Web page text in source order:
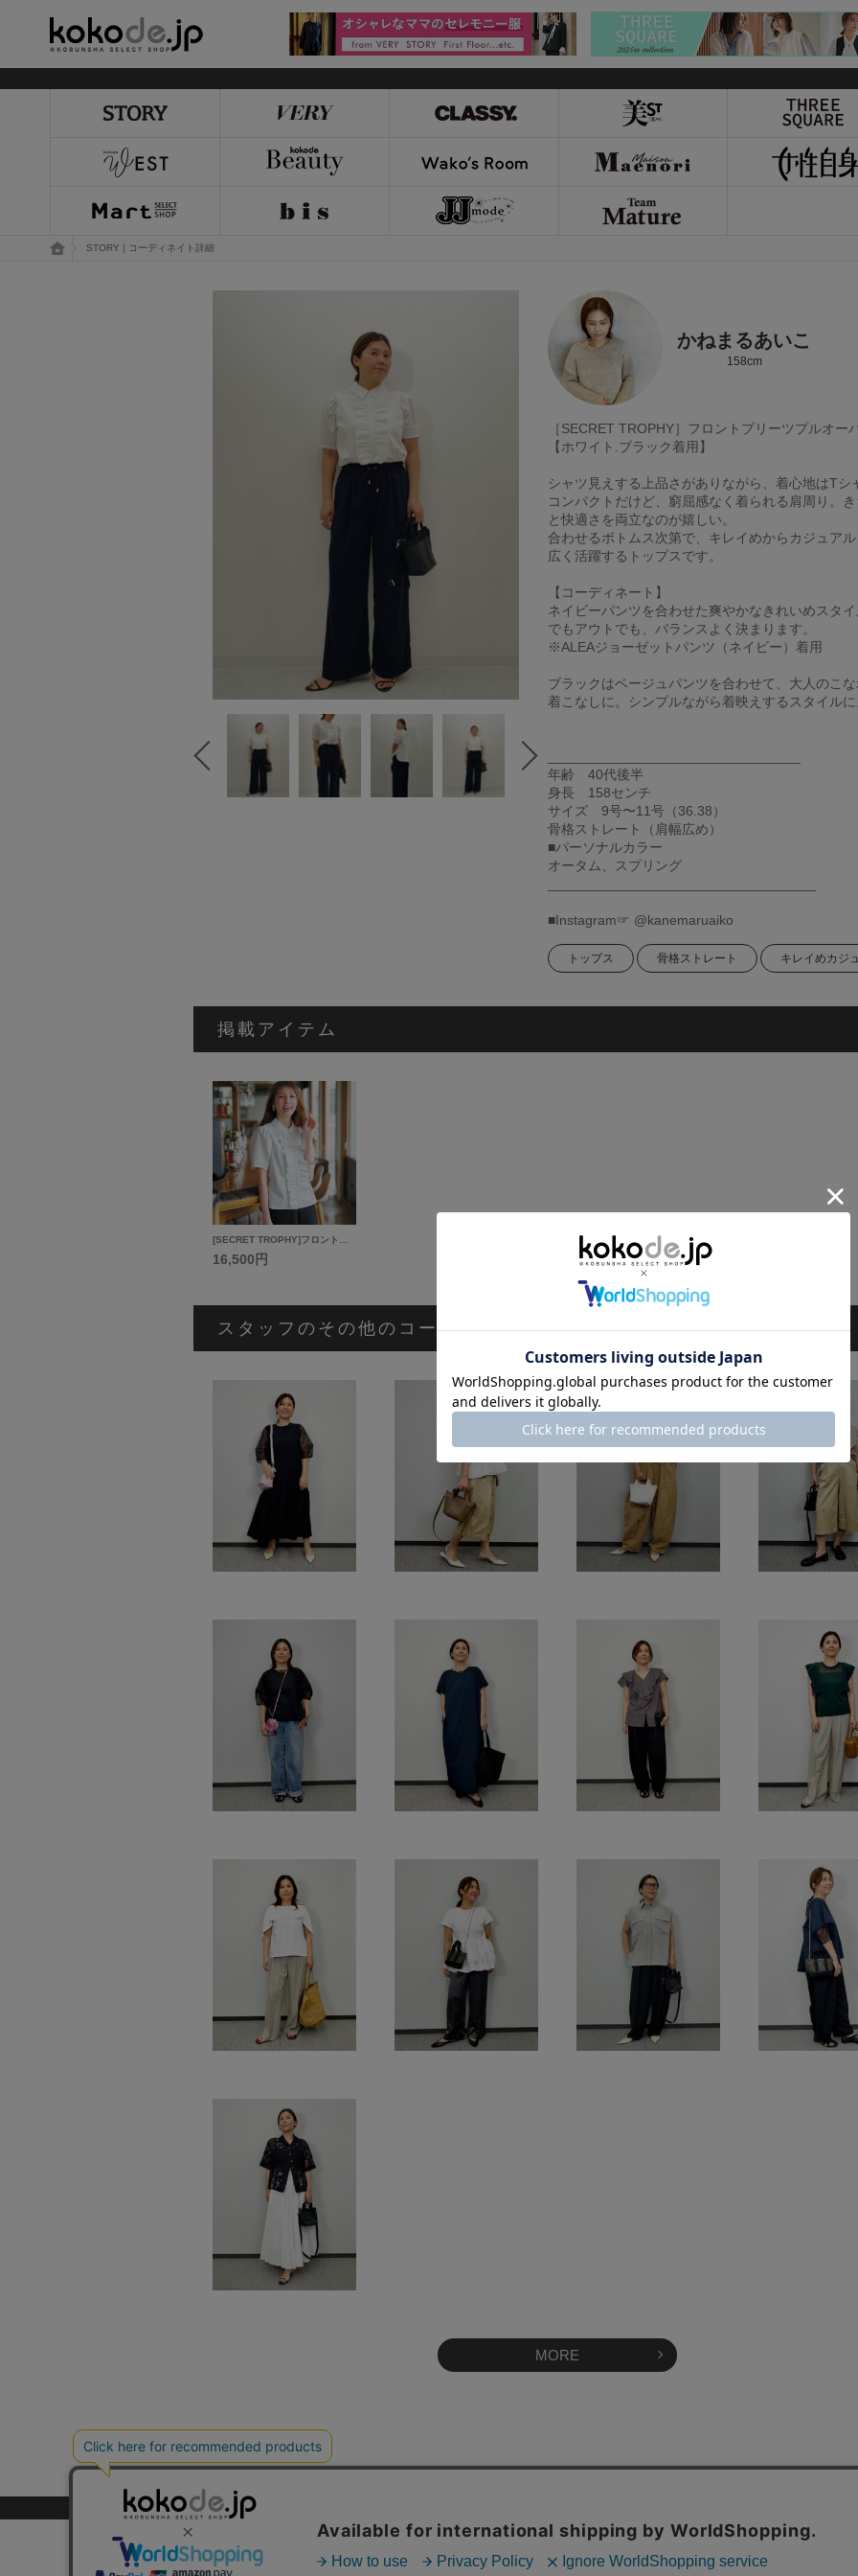
トップページ
STORY | コーディネイト詳細
かねまるあいこ
158cm
［SECRET TROPHY］フロントプリーツプルオー
【ホワイト.ブラック着用】
シャツ見えする上品さがありながら、着心地はTシ
コンパクトだけど、窮屈感なく着られる肩周り。
と快適さを両立なのが嬉しい。
合わせるボトムス次第で、キレイめからカジュア
広く活躍するトップスです。
【コーディネート】
ネイビーパンツを合わせた爽やかなきれいめスタ
でもアウトでも、バランスよく決まります。
※ALEAジョーゼットパンツ（ネイビー）着用
ブラックはベージュパンツを合わせて、大人のこ
着こなしに。シンプルながら着映えするスタイル
年齢 40代後半
身長 158センチ
サイズ 9号〜11号（36.38）
骨格ストレート（肩幅広め）
■パーソナルカラー
オータム、スプリング
■Instagram☞ @kanemaruaiko
トップス 骨格ストレート キレイめカジ
掲載アイテム
16,500円
スタッフのその他のコーディネート
MORE